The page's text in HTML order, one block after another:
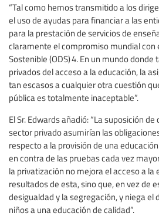
“Tal como hemos transmitido a los
el uso de ayudas para financiar a las
para la prestación de servicios de
claramente el compromiso mundial con
Sostenible (ODS) 4. En un mundo donde
privados del acceso a la educación, la
tan escasos a cualquier otra cuestión
pública es totalmente inaceptable”.
El Sr. Edwards añadió: “La suposición
sector privado asumirían las
respecto a la provisión de una
en contra de las pruebas cada vez
la privatización no mejora el acceso a la
resultados de esta, sino que, en vez de
desigualdad y la segregación, y niega el
niños a una educación de calidad”.